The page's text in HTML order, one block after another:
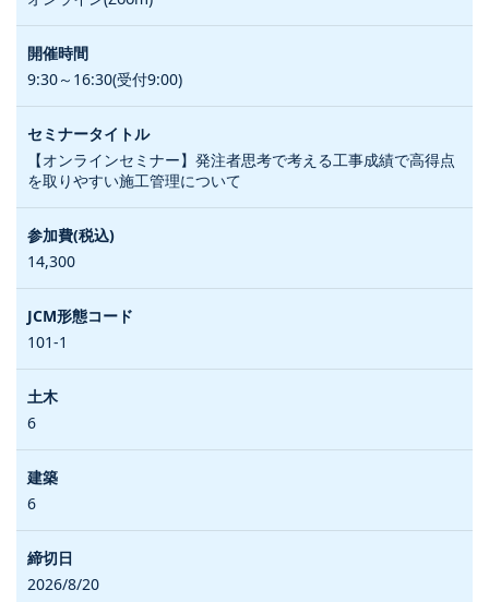
9:30～16:30(受付9:00)
【オンラインセミナー】発注者思考で考える工事成績で高得点
を取りやすい施工管理について
14,300
101-1
6
6
2026/8/20